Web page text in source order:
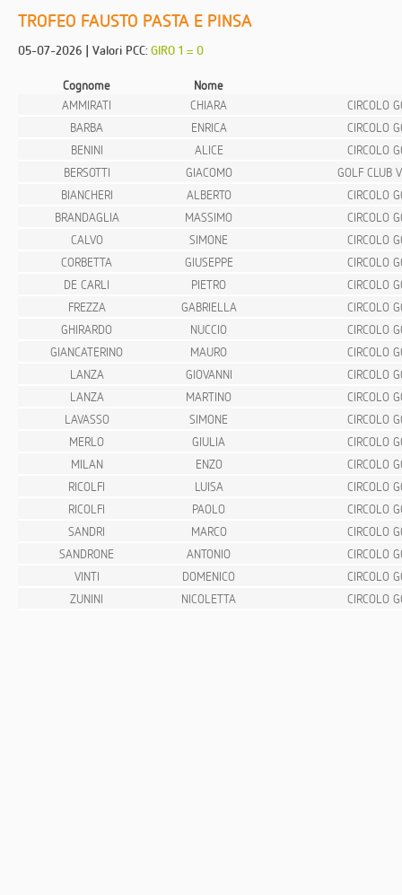
TROFEO FAUSTO PASTA E PINSA
05-07-2026 | Valori PCC:GIRO 1 = 0
Cognome
Nome
AMMIRATI
CHIARA
CIRCOLO
BARBA
ENRICA
CIRCOLO
BENINI
ALICE
CIRCOLO
BERSOTTI
GIACOMO
GOLF CLUB
BIANCHERI
ALBERTO
CIRCOLO
BRANDAGLIA
MASSIMO
CIRCOLO
CALVO
SIMONE
CIRCOLO
CORBETTA
GIUSEPPE
CIRCOLO
DE CARLI
PIETRO
CIRCOLO
FREZZA
GABRIELLA
CIRCOLO
GHIRARDO
NUCCIO
CIRCOLO
GIANCATERINO
MAURO
CIRCOLO
LANZA
GIOVANNI
CIRCOLO
LANZA
MARTINO
CIRCOLO
LAVASSO
SIMONE
CIRCOLO
MERLO
GIULIA
CIRCOLO
MILAN
ENZO
CIRCOLO
RICOLFI
LUISA
CIRCOLO
RICOLFI
PAOLO
CIRCOLO
SANDRI
MARCO
CIRCOLO
SANDRONE
ANTONIO
CIRCOLO
VINTI
DOMENICO
CIRCOLO
ZUNINI
NICOLETTA CIRCOLO